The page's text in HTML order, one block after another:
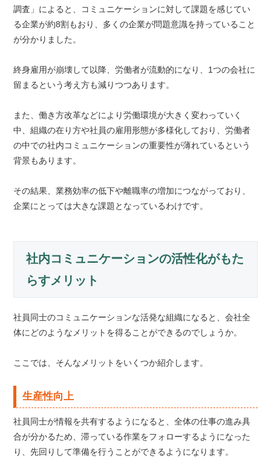
調査」によると、コミュニケーションに対して課題を感じてい
る企業が約8割もおり、多くの企業が問題意識を持っていること
が分かりました。
終身雇用が崩壊して以降、労働者が流動的になり、1つの会社に
留まるという考え方も減りつつあります。
また、働き方改革などにより労働環境が大きく変わっていく
中、組織の在り方や社員の雇用形態が多様化しており、労働者
の中での社内コミュニケーションの重要性が薄れているという
背景もあります。
その結果、業務効率の低下や離職率の増加につながっており、
企業にとっては大きな課題となっているわけです。
社内コミュニケーションの活性化がもた
らすメリット
社員同士のコミュニケーションな活発な組織になると、会社全
体にどのようなメリットを得ることができるのでしょうか。
ここでは、そんなメリットをいくつか紹介します。
生産性向上
社員同士が情報を共有するようになると、全体の仕事の進み具
合が分かるため、滞っている作業をフォローするようになった
り、先回りして準備を行うことができるようになります。